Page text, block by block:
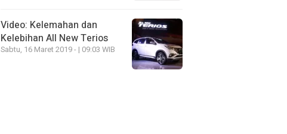
Video: Kelemahan dan
Kelebihan All New Terios
Sabtu, 16 Maret 2019 - | 09:03 WIB